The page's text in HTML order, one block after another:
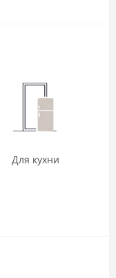
Для кухни